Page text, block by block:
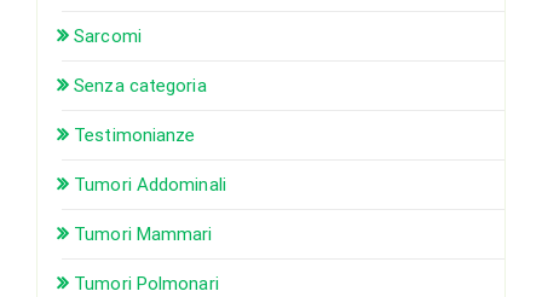
Sarcomi
Senza categoria
Testimonianze
Tumori Addominali
Tumori Mammari
Tumori Polmonari